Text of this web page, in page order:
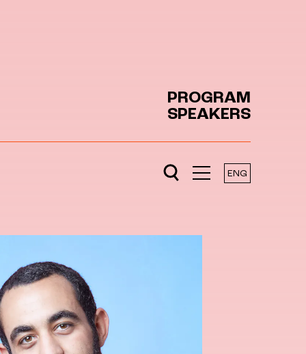
PROGRAM
SPEAKERS
ENG